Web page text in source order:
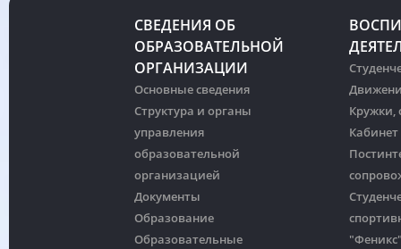
СВЕДЕНИЯ ОБ
ОБРАЗОВАТЕЛЬНОЙ
ОРГАНИЗАЦИИ
Основные сведения
Структура и органы
управления
образовательной
организацией
Документы
Образование
Образовательные
Кружки,